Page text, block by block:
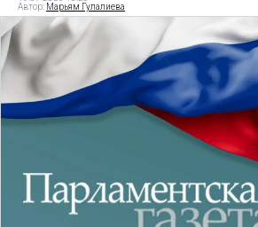
Автор: Марьям Гулалиева